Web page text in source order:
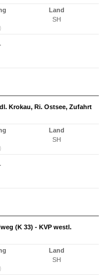
Land
SH
Krokau, Ri. Ostsee, Zufahrt
Land
SH
(K 33) - KVP westl.
Land
SH